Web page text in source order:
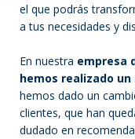
el que podrás
a tus necesidades y
En nuestra empresa
hemos realizado
hemos dado un
clientes, que han
dudado en